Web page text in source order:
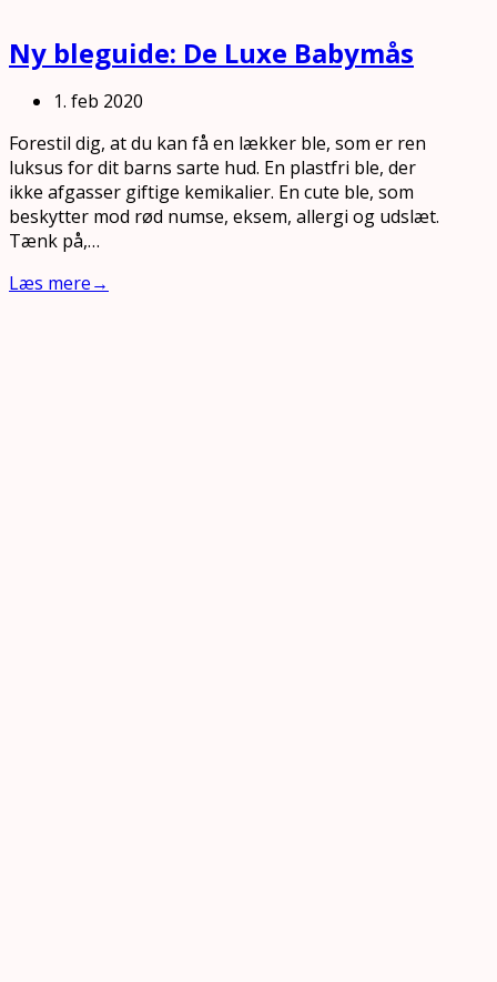
Ny bleguide: De Luxe Babymås
1. feb 2020
Forestil dig, at du kan få en lækker ble, som er ren
luksus for dit barns sarte hud. En plastfri ble, der
ikke afgasser giftige kemikalier. En cute ble, som
beskytter mod rød numse, eksem, allergi og udslæt.
Tænk på,…
Læs mere→